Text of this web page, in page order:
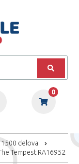
0
1500 delova
Tempest RA16952